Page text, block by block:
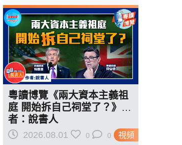
視頻
粵讀博覽《兩大資本主義祖
庭 開始拆自己祠堂了？》作
者：說書人
2026.08.01 0 0